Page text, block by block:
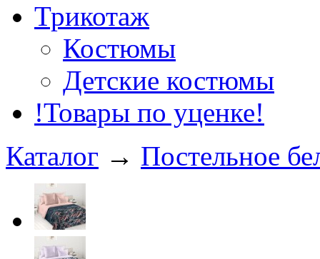
Трикотаж
Костюмы
Детские костюмы
!Товары по уценке!
Каталог → Постельное